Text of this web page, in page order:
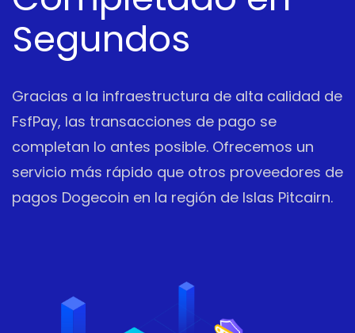
Segundos
Gracias a la infraestructura de alta calidad de
FsfPay, las transacciones de pago se
completan lo antes posible. Ofrecemos un
servicio más rápido que otros proveedores de
pagos Dogecoin en la región de Islas Pitcairn.